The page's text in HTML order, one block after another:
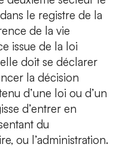
le registre de la
de la vie
issue de la loi
doit se déclarer
la décision
d’une loi ou d’un
d’entrer en
du
ou l’administration.